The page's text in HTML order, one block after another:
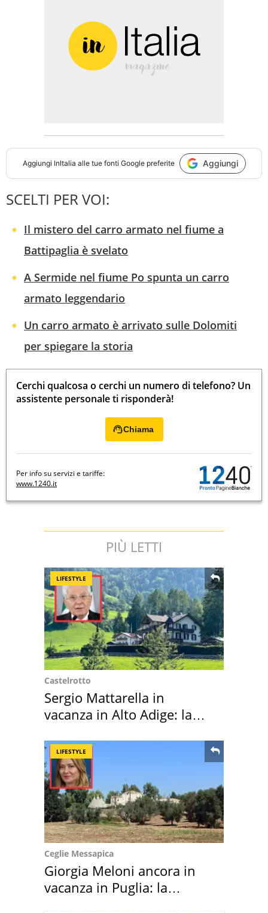
Aggiungi InItalia alle tue fonti Google preferite Aggiungi
SCELTI PER VOI:
Il mistero del carro armato nel fiume a
Battipaglia è svelato
A Sermide nel fiume Po spunta un carro
armato leggendario
Un carro armato è arrivato sulle Dolomiti
per spiegare la storia
Cerchi qualcosa o cerchi un numero di telefono? Un
assistente personale ti risponderà!
Chiama
Per info su servizi e tariffe:
www.1240.it
PIÙ LETTI
LIFESTYLE
Castelrotto
Sergio Mattarella in
vacanza in Alto Adige: la
LIFESTYLE
Ceglie Messapica
Giorgia Meloni ancora in
vacanza in Puglia: la